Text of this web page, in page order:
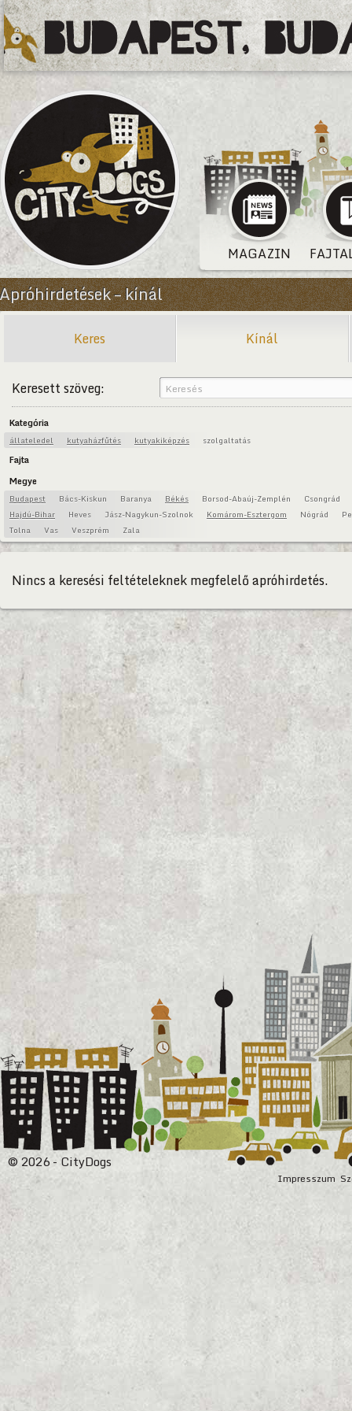
MAGAZIN
Apróhirdetések – kínál
Keres Kínál
Keresett szöveg:
Kategória
állateledel kutyaházfűtés kutyakiképzés szolgaltatás
Fajta
Megye
Budapest Bács-Kiskun Baranya Békés Borsod-Abaúj-Zemplén
Csongrád
Hajdú-Bihar
Heves Jász-Nagykun-Szolnok Komárom-Esztergom Nógrád
Tolna
Vas Veszprém Zala
Nincs a keresési feltételeknek megfelelő apróhirdetés.
Impresszum
© 2026 - CityDogs